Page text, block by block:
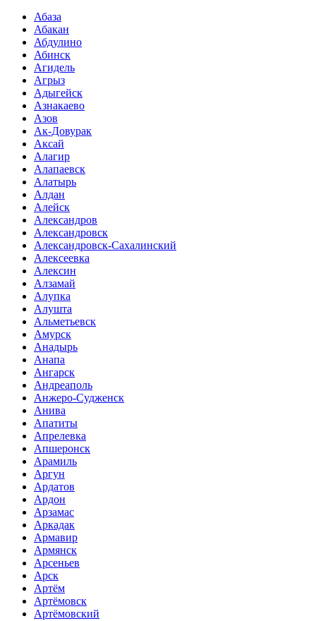
Абаза
Абакан
Абдулино
Абинск
Агидель
Агрыз
Адыгейск
Азнакаево
Азов
Ак-Довурак
Аксай
Алагир
Алапаевск
Алатырь
Алдан
Алейск
Александров
Александровск
Александровск-Сахалинский
Алексеевка
Алексин
Алзамай
Алупка
Алушта
Альметьевск
Амурск
Анадырь
Анапа
Ангарск
Андреаполь
Анжеро-Судженск
Анива
Апатиты
Апрелевка
Апшеронск
Арамиль
Аргун
Ардатов
Ардон
Арзамас
Аркадак
Армавир
Армянск
Арсеньев
Арск
Артём
Артёмовск
Артёмовский